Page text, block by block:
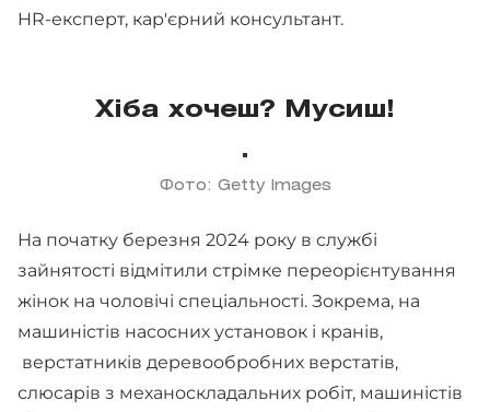
HR-експерт, кар'єрний консультант.
Хіба хочеш? Мусиш!
Фото: Getty Images
На початку березня 2024 року в службі
зайнятості відмітили стрімке переорієнтування
жінок на чоловічі спеціальності. Зокрема, на
машиністів насосних установок і кранів,
верстатників деревообробних верстатів,
слюсарів з механоскладальних робіт, машиністів